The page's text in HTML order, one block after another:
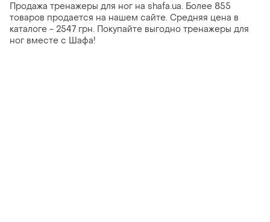
Продажа тренажеры для ног на shafa.ua. Более 855
товаров продается на нашем сайте. Средняя цена в
каталоге - 2547 грн. Покупайте выгодно тренажеры для
ног вместе с Шафа!